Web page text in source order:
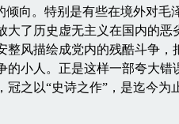
倾向。特别是有些在境外对毛
大了历史虚无主义在国内的恶
整风描绘成党内的残酷斗争，
的小人。正是这样一部夸大错
之以“史诗之作”，是迄今为